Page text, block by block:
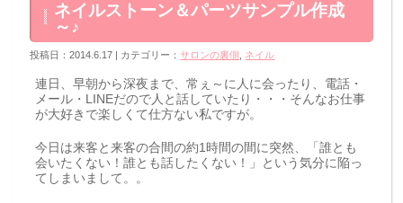
ネイルストーン＆パーツサンプル作成
～♪
投稿日：2014.6.17 | カテゴリー： サロンの裏側 ネイル
連日、早朝から深夜まで、常ぇ～に人に会ったり、電話・
メール・LINEだので人と話していたり・・・そんなお仕事
が大好きで楽しくて仕方ない私ですが。
今日は来客と来客の合間の約1時間の間に突然、「誰とも
会いたくない！誰とも話したくない！」という気分に陥っ
てしまいまして。。